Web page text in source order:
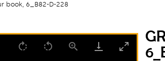
book, 6_B82-D-228